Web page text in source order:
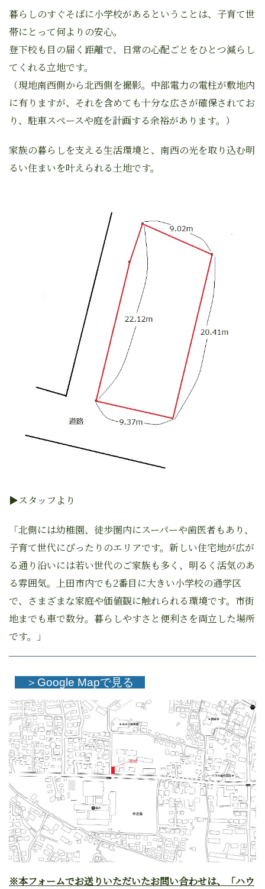
暮らしのすぐそばに小学校があるということは、子育て世
帯にとって何よりの安心。
登下校も目の届く距離で、日常の心配ごとをひとつ減らし
てくれる立地です。
（現地南西側から北西側を撮影。中部電力の電柱が敷地内
に有りますが、それを含めても十分な広さが確保されてお
り、駐車スペースや庭を計画する余裕があります。）
家族の暮らしを支える生活環境と、南西の光を取り込む明
るい住まいを叶えられる土地です。
▶︎スタッフより
「北側には幼稚園、徒歩圏内にスーパーや歯医者もあり、
子育て世代にぴったりのエリアです。新しい住宅地が広が
る通り沿いには若い世代のご家族も多く、明るく活気のあ
る雰囲気。上田市内でも2番目に大きい小学校の通学区
で、さまざまな家庭や価値観に触れられる環境です。市街
地までも車で数分。暮らしやすさと便利さを両立した場所
です。」
＞Google Mapで見る
※本フォームでお送りいただいたお問い合わせは、「ハウ